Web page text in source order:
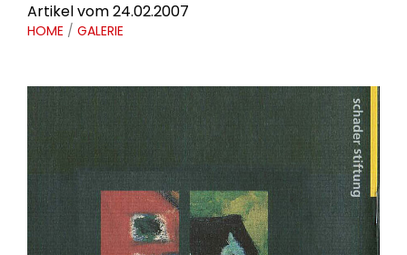
Artikel vom 24.02.2007
HOME / GALERIE